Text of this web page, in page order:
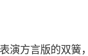
演方言版的双簧